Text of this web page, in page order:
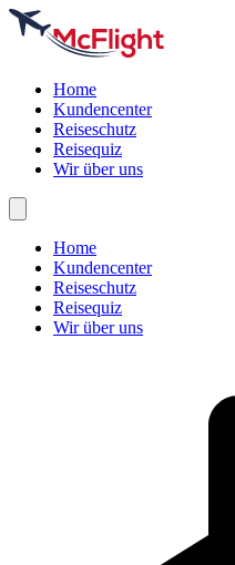
Home
Kundencenter
Reiseschutz
Reisequiz
Wir über uns
Home
Kundencenter
Reiseschutz
Reisequiz
Wir über uns